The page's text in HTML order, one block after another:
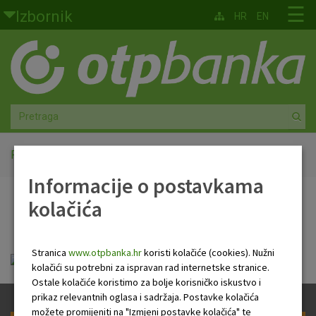
Skoči na glavni sadržaj
Izbornik
Građani
Privatno bankarstvo
Agro
Mala poduzeća i obrtnici
Srednja i velika poduzeća
Faktoring
O nama
☰
HR EN
Početna
PB Newsletter
HR Newsletter 07 07 2022 .pdf
Informacije o postavkama
kolačića
Stranica www.otpbanka.hrkoristi kolačiće (cookies). Nužni
kolačići su potrebni za ispravan rad internetske stranice.
Ostale kolačiće koristimo za bolje korisničko iskustvo i
prikaz relevantnih oglasa i sadržaja. Postavke kolačića
možete promijeniti na "Izmjeni postavke kolačića" te